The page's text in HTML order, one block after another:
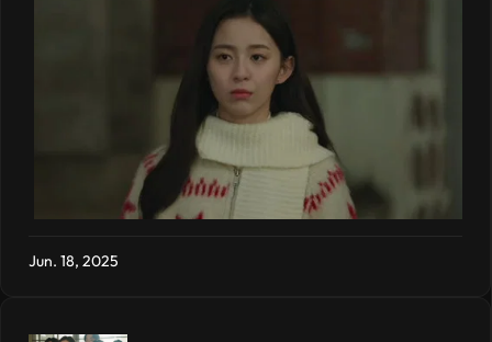
Jun. 18, 2025